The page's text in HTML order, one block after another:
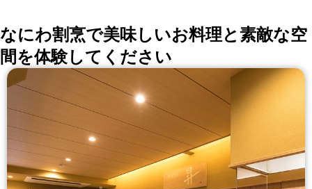
なにわ割烹で美味しいお料理と素敵な空
間を体験してください